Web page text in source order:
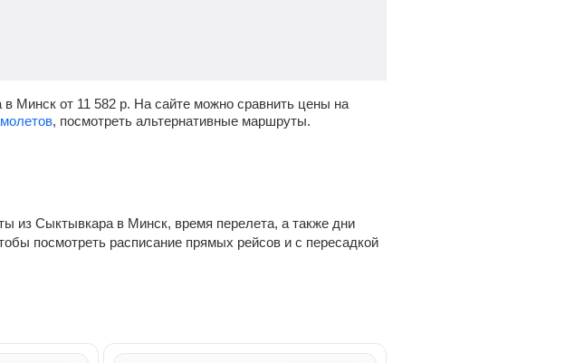
в Минск от 11 582 р. На сайте можно сравнить цены на
, посмотреть альтернативные маршруты.
из Сыктывкара в Минск, время перелета, а также дни
посмотреть расписание прямых рейсов и с пересадкой